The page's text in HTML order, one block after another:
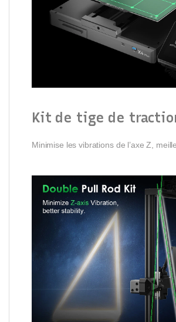
Kit de tige de
Minimise les vibrations de l’axe Z,